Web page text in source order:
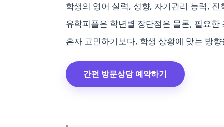
학생의 영어 실력, 성향, 자기관리 능력,
유학피플은 학년별 장단점은 물론, 필요
혼자 고민하기보다, 학생 상황에 맞는 방
간편 방문상담 예약하기